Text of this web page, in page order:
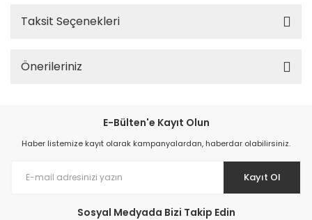
Taksit Seçenekleri
Önerileriniz
E-Bülten'e Kayıt Olun
Haber listemize kayıt olarak kampanyalardan, haberdar olabilirsiniz.
Kayıt Ol
Sosyal Medyada Bizi Takip Edin